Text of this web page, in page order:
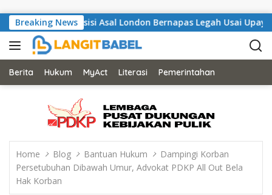
Breaking News
Musisi Asal London Bernapas Legah Usai Upaya PK
Berita Hukum MyAct Literasi Pemerintahan
Home Blog Bantuan Hukum
Dampingi Korban
Persetubuhan Dibawah Umur, Advokat PDKP All Out Bela
Hak Korban